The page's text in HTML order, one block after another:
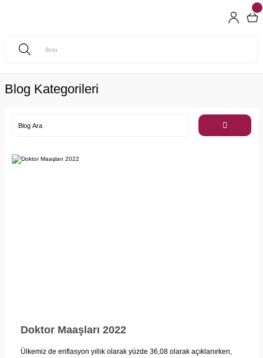
Blog Kategorileri
Doktor Maaşları 2022
Ülkemiz de enflasyon yıllık olarak yüzde 36,08 olarak açıklanırken,